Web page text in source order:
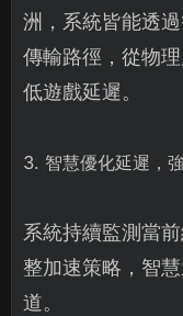
洲，系統皆能透
傳輸路徑，從物
低遊戲延遲。
3. 智慧優化延遲，
系統持續監測當
整加速策略，智
道。